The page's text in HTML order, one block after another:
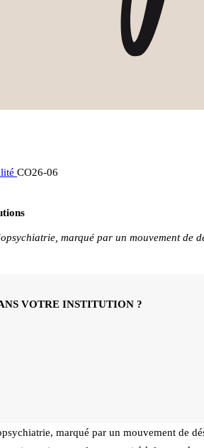
CO26-06
marqué par un mouvement
VOTRE INSTITUTION ?
marqué par un mouvement de